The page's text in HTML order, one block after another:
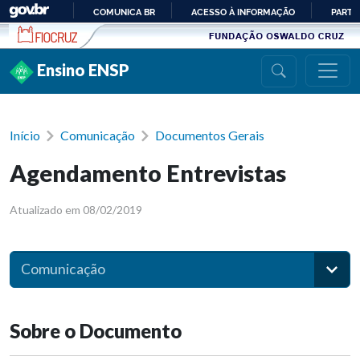
Ir para conteúdo
PARA
COMUNICA BR ACESSO À INFORMAÇÃO
Ensino ENSP
Início Comunicação Documentos Gerais
Agendamento Entrevistas
Atualizado em 08/02/2019
Comunicação
Sobre o Documento